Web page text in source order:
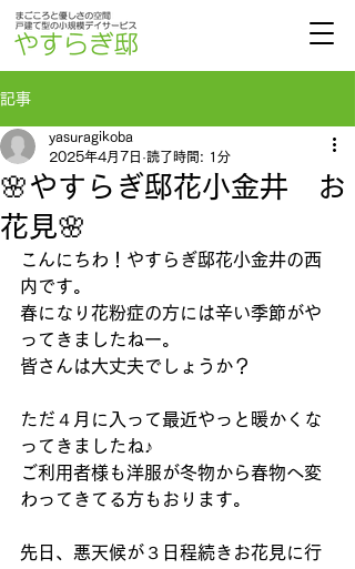
記事
🌸やすらぎ邸花小金井 お
花見🌸
yasuragikoba
2025年4月7日 読了時間: 1分
こんにちわ！やすらぎ邸花小金井の西
内です。
春になり花粉症の方には辛い季節がや
ってきましたねー。
皆さんは大丈夫でしょうか？
ただ４月に入って最近やっと暖かくな
ってきましたね♪
ご利用者様も洋服が冬物から春物へ変
わってきてる方もおります。
先日、悪天候が３日程続きお花見に行